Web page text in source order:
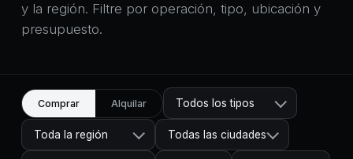
y la región. Filtre por operación, tipo, ubicación y
presupuesto.
Comprar Alquilar Todos los tipos
Toda la región Todas las ciudades